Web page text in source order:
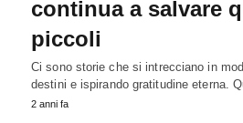
continua a salvare
piccoli
Ci sono storie che si intrecciano in
destini e ispirando gratitudine eterna.
2 anni fa